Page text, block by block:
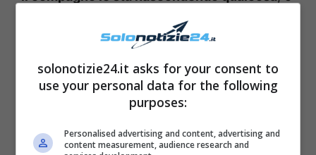
dal suo comportamento.
Ornella dovrà intanto copriremolti turni in
ospedale: il personale scarseggia e c’è
bisogno di lei. La sua assenza da casa
in crisi il suo legame con
Raffaele, che rischierà di compiere qualche
solonotizie24.it asks for your consent to
use your personal data for the following
purposes:
Personalised advertising and content, advertising and
content measurement, audience research and